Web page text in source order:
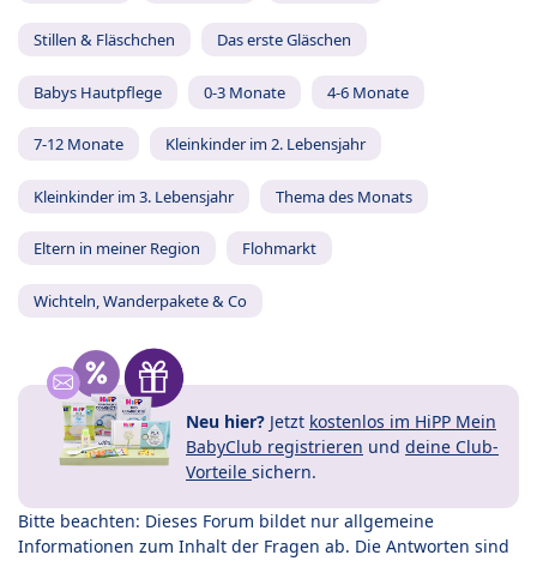
Stillen & Fläschchen Das erste Gläschen
Babys Hautpflege 0-3 Monate 4-6 Monate
7-12 Monate Kleinkinder im 2. Lebensjahr
Kleinkinder im 3. Lebensjahr Thema des Monats
Eltern in meiner Region Flohmarkt
Wichteln, Wanderpakete & Co
Neu hier? Jetzt kostenlos im HiPP Mein
BabyClub registrieren und deine Club-
Vorteile sichern.
Bitte beachten: Dieses Forum bildet nur allgemeine
Informationen zum Inhalt der Fragen ab. Die Antworten sind